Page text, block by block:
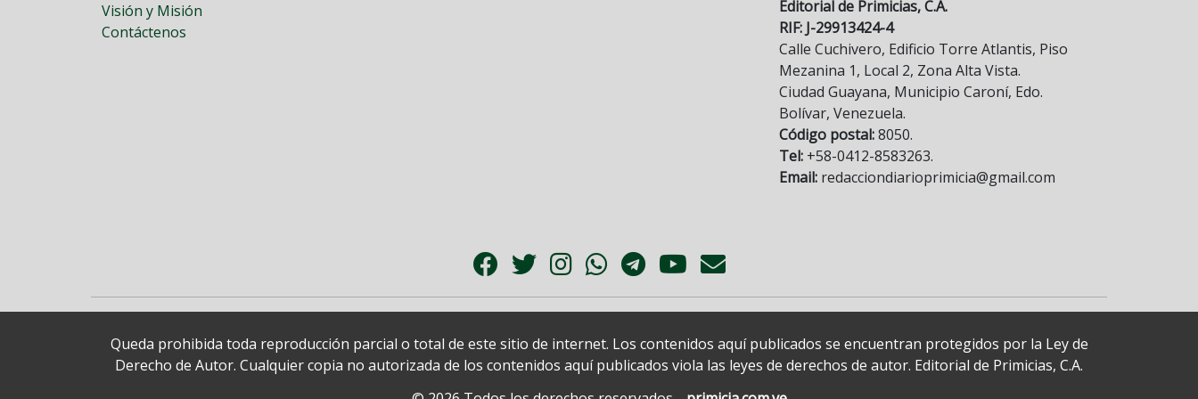
Visión y Misión
Contáctenos
Editorial de Primicias, C.A.
RIF: J-29913424-4
Calle Cuchivero, Edificio Torre Atlantis, Piso
Mezanina 1, Local 2, Zona Alta Vista.
Ciudad Guayana, Municipio Caroní, Edo.
Bolívar, Venezuela.
Código postal:8050.
Tel: +58-0412-8583263.
Email: redacciondiarioprimicia@gmail.com
Queda prohibida toda reproducción parcial o total de este sitio de internet. Los contenidos aquí publicados se encuentran protegidos por la Ley de
Derecho de Autor. Cualquier copia no autorizada de los contenidos aquí publicados viola las leyes de derechos de autor. Editorial de Primicias, C.A.